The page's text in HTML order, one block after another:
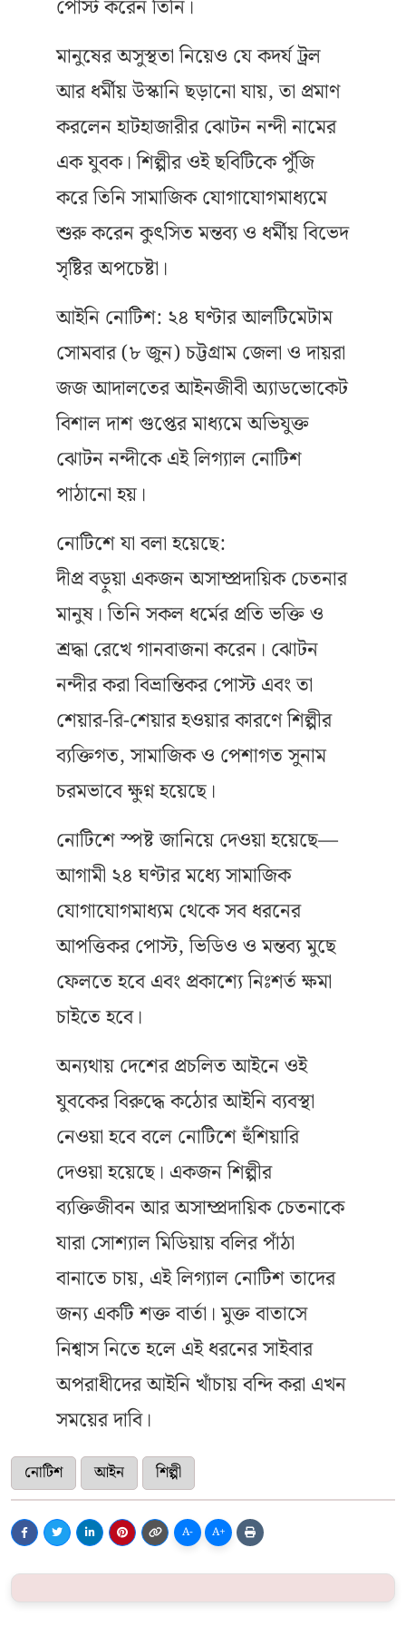
পোস্ট করেন তিনি।
মানুষের অসুস্থতা নিয়েও যে কদর্য ট্রল
আর ধর্মীয় উস্কানি ছড়ানো যায়, তা প্রমাণ
করলেন হাটহাজারীর ঝোটন নন্দী নামের
এক যুবক। শিল্পীর ওই ছবিটিকে পুঁজি
করে তিনি সামাজিক যোগাযোগমাধ্যমে
শুরু করেন কুৎসিত মন্তব্য ও ধর্মীয় বিভেদ
সৃষ্টির অপচেষ্টা।
আইনি নোটিশ: ২৪ ঘণ্টার আলটিমেটাম
সোমবার (৮ জুন) চট্টগ্রাম জেলা ও দায়রা
জজ আদালতের আইনজীবী অ্যাডভোকেট
বিশাল দাশ গুপ্তের মাধ্যমে অভিযুক্ত
ঝোটন নন্দীকে এই লিগ্যাল নোটিশ
পাঠানো হয়।
নোটিশে যা বলা হয়েছে:
দীপ্র বড়ুয়া একজন অসাম্প্রদায়িক চেতনার
মানুষ। তিনি সকল ধর্মের প্রতি ভক্তি ও
শ্রদ্ধা রেখে গানবাজনা করেন। ঝোটন
নন্দীর করা বিভ্রান্তিকর পোস্ট এবং তা
শেয়ার-রি-শেয়ার হওয়ার কারণে শিল্পীর
ব্যক্তিগত, সামাজিক ও পেশাগত সুনাম
চরমভাবে ক্ষুণ্ন হয়েছে।
নোটিশে স্পষ্ট জানিয়ে দেওয়া হয়েছে—
আগামী ২৪ ঘণ্টার মধ্যে সামাজিক
যোগাযোগমাধ্যম থেকে সব ধরনের
আপত্তিকর পোস্ট, ভিডিও ও মন্তব্য মুছে
ফেলতে হবে এবং প্রকাশ্যে নিঃশর্ত ক্ষমা
চাইতে হবে।
অন্যথায় দেশের প্রচলিত আইনে ওই
যুবকের বিরুদ্ধে কঠোর আইনি ব্যবস্থা
নেওয়া হবে বলে নোটিশে হুঁশিয়ারি
দেওয়া হয়েছে। একজন শিল্পীর
ব্যক্তিজীবন আর অসাম্প্রদায়িক চেতনাকে
যারা সোশ্যাল মিডিয়ায় বলির পাঁঠা
বানাতে চায়, এই লিগ্যাল নোটিশ তাদের
জন্য একটি শক্ত বার্তা। মুক্ত বাতাসে
নিশ্বাস নিতে হলে এই ধরনের সাইবার
অপরাধীদের আইনি খাঁচায় বন্দি করা এখন
সময়ের দাবি।
নোটিশ আইন শিল্পী
A- A+